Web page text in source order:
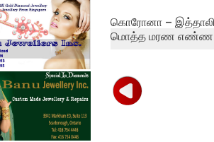
கொரோனா –
மொத்த மரண